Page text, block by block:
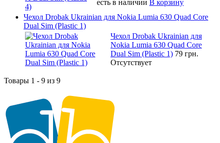
есть в наличии В корзину
Чехол Drobak Ukrainian для Nokia Lumia 630 Quad Core
Dual Sim (Plastic 1)
Чехол Drobak Ukrainian для
Nokia Lumia 630 Quad Core
Dual Sim (Plastic 1) 79 грн.
Отсутствует
Товары 1 - 9 из 9